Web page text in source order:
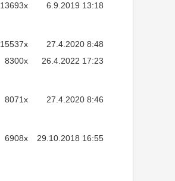
13693x 6.9.2019 13:18
15537x 27.4.2020 8:48
8300x 26.4.2022 17:23
8071x 27.4.2020 8:46
6908x 29.10.2018 16:55